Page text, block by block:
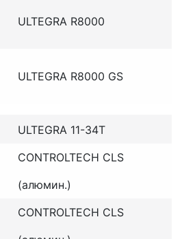
ULTEGRA R8000
ULTEGRA R8000 GS
ULTEGRA 11-34T
CONTROLTECH CLS
(алюмин.)
CONTROLTECH CLS